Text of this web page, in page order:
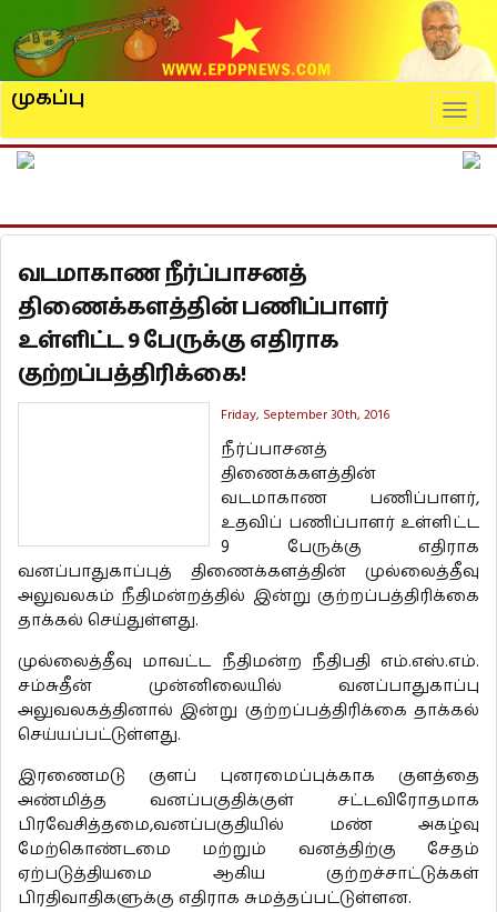
முகப்பு
வடமாகாண நீர்ப்பாசனத்
திணைக்களத்தின் பணிப்பாளர்
உள்ளிட்ட 9 பேருக்கு எதிராக
குற்றப்பத்திரிக்கை!
Friday, September 30th, 2016
நீர்ப்பாசனத்
திணைக்களத்தின்
வடமாகாண பணிப்பாளர்,
உதவிப் பணிப்பாளர் உள்ளிட்ட
9 பேருக்கு எதிராக
வனப்பாதுகாப்புத் திணைக்களத்தின் முல்லைத்தீவு
அலுவலகம் நீதிமன்றத்தில் இன்று குற்றப்பத்திரிக்கை
தாக்கல் செய்துள்ளது.
முல்லைத்தீவு மாவட்ட நீதிமன்ற நீதிபதி எம்.எஸ்.எம்.
சம்சுதீன் முன்னிலையில் வனப்பாதுகாப்பு
அலுவலகத்தினால் இன்று குற்றப்பத்திரிக்கை தாக்கல்
செய்யப்பட்டுள்ளது.
இரணைமடு குளப் புனரமைப்புக்காக குளத்தை
அண்மித்த வனப்பகுதிக்குள் சட்டவிரோதமாக
பிரவேசித்தமை,வனப்பகுதியில் மண் அகழ்வு
மேற்கொண்டமை மற்றும் வனத்திற்கு சேதம்
ஏற்படுத்தியமை ஆகிய குற்றச்சாட்டுக்கள்
பிரதிவாதிகளுக்கு எதிராக சுமத்தப்பட்டுள்ளன.